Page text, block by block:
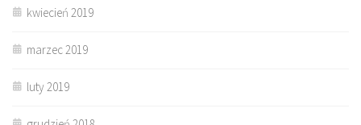
kwiecień 2019
marzec 2019
luty 2019